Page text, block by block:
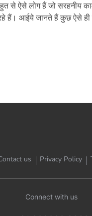
हैं जो सरहनीय काम के लिए नई-नई
हैं। आईये जानते हैं कुछ ऐसे ही
us Privacy Policy
Connect with us